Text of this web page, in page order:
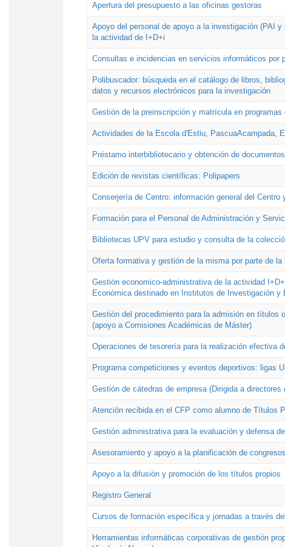
Apertura del presupuesto a las oficinas gestoras
Apoyo del personal de apoyo a la investigación (PAI
la actividad de I+D+i
Consultas e incidencias en servicios informáticos por
Polibuscador: búsqueda en el catálogo de libros,
datos y recursos electrónicos para la investigación
Gestión de la preinscripción y matrícula en programas
Actividades de la Escola d'Estiu, PascuaAcampada,
Préstamo interbibliotecario y obtención de documentos
Edición de revistas científicas: Polipapers
Conserjería de Centro: información general del Centro
Formación para el Personal de Administración y
Bibliotecas UPV para estudio y consulta de la
Oferta formativa y gestión de la misma por parte de la
Gestión economico-administrativa de la actividad
Económica destinado en Institutos de Investigación y
Gestión del procedimiento para la admisión en títulos
(apoyo a Comisiones Académicas de Máster)
Operaciones de tesorería para la realización efectiva
Programa competiciones y eventos deportivos: ligas
Gestión de cátedras de empresa (Dirigida a directores
Atención recibida en el CFP como alumno de Títulos
Gestión administrativa para la evaluación y defensa
Asesoramiento y apoyo a la planificación de
Apoyo a la difusión y promoción de los títulos propios
Registro General
Cursos de formación específica y jornadas a través
Herramientas informáticas corporativas de gestión